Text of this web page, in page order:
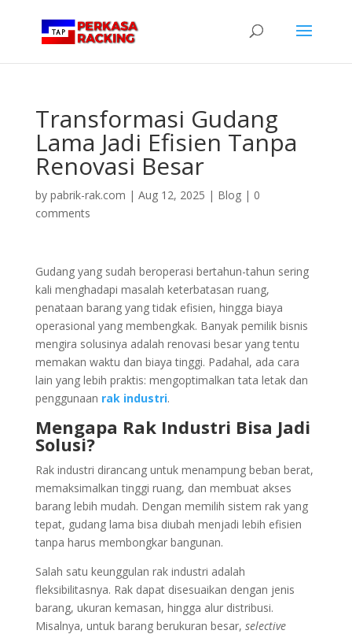
Transformasi Gudang
Lama Jadi Efisien Tanpa
Renovasi Besar
by pabrik-rak.com | Aug 12, 2025 | Blog| 0
comments
Gudang yang sudah beroperasi bertahun-tahun sering
kali menghadapi masalah keterbatasan ruang,
penataan barang yang tidak efisien, hingga biaya
operasional yang membengkak. Banyak pemilik bisnis
mengira solusinya adalah renovasi besar yang tentu
memakan waktu dan biaya tinggi. Padahal, ada cara
lain yang lebih praktis: mengoptimalkan tata letak dan
penggunaan rak industri.
Mengapa Rak Industri Bisa Jadi
Solusi?
Rak industri dirancang untuk menampung beban berat,
memaksimalkan tinggi ruang, dan membuat akses
barang lebih mudah. Dengan memilih sistem rak yang
tepat, gudang lama bisa diubah menjadi lebih efisien
tanpa harus membongkar bangunan.
Salah satu keunggulan rak industri adalah
fleksibilitasnya. Rak dapat disesuaikan dengan jenis
barang, ukuran kemasan, hingga alur distribusi.
Misalnya, untuk barang berukuran besar, selective